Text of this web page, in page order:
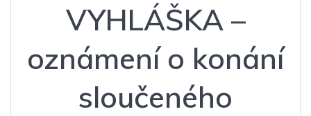
VYHLÁŠKA –
oznámení o konání
sloučeného